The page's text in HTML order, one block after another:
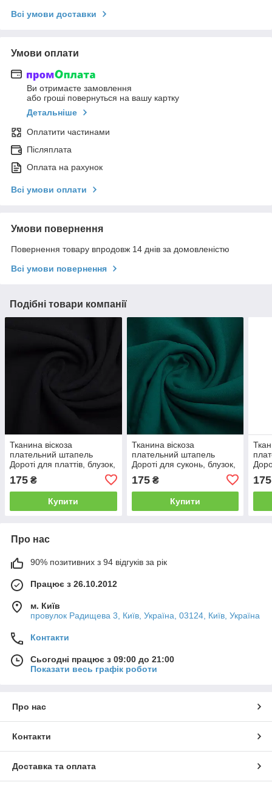
Всі умови доставки
Умови оплати
Ви отримаєте замовлення
або гроші повернуться на вашу картку
Детальніше
Оплатити частинами
Післяплата
Оплата на рахунок
Всі умови оплати
Умови повернення
Повернення товару впродовж 14 днів за домовленістю
Всі умови повернення
Подібні товари компанії
Тканина віскоза
плательний штапель
Дороті для платтів, блузок,
175 ₴
Купити
Тканина віскоза
плательний штапель
Дороті для суконь, блузок,
175₴
Купити
175
Про нас
90% позитивних з 94 відгуків за рік
Працює з 26.10.2012
м. Київ
провулок Радищева 3, Київ, Україна, 03124, Київ, Україна
Контакти
Сьогодні працює з 09:00 до 21:00
Показати весь графік роботи
Про нас
Контакти
Доставка та оплата